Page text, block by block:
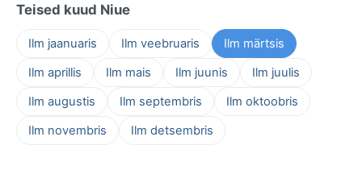
Teised kuud Niue
Ilm jaanuaris Ilm veebruaris
Ilm märtsis
Ilm aprillis
Ilm mais Ilm juunis
Ilm juulis
Ilm augustis
Ilm septembris
Ilm oktoobris
Ilm novembris
Ilm detsembris